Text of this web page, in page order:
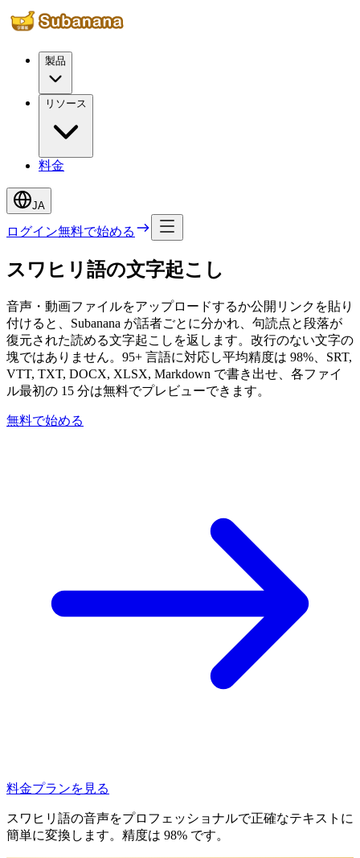
製品
リソース
料金
JA
ログイン無料で始める
スワヒリ語の文字起こし
音声・動画ファイルをアップロードするか公開リンクを貼り
付けると、Subanana が話者ごとに分かれ、句読点と段落が
復元された読める文字起こしを返します。改行のない文字の
塊ではありません。95+ 言語に対応し平均精度は 98%、SRT,
VTT, TXT, DOCX, XLSX, Markdown で書き出せ、各ファイ
ル最初の 15 分は無料でプレビューできます。
無料で始める
料金プランを見る
スワヒリ語の音声をプロフェッショナルで正確なテキストに
簡単に変換します。精度は 98% です。